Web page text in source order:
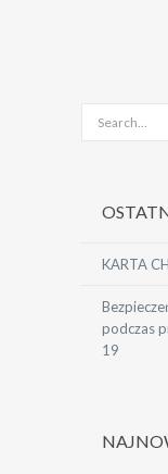
KARTA
podczas
19